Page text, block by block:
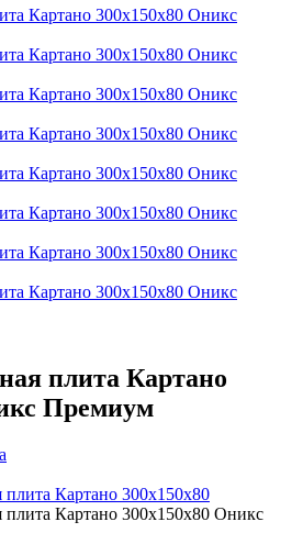
плита Картано
Премиум
Картано 300х150х80
Картано 300х150х80 Оникс